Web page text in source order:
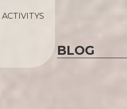
BLOG